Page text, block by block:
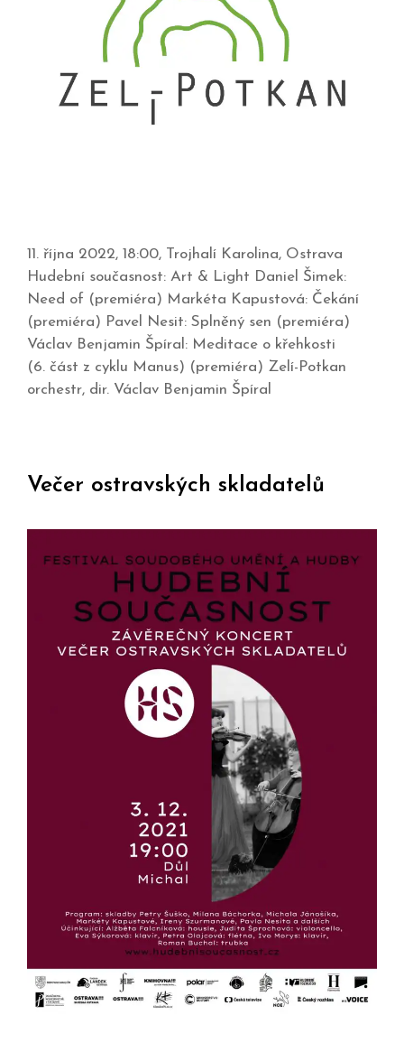
11. října 2022, 18:00, Trojhalí Karolina, Ostrava
Hudební současnost: Art & Light Daniel Šimek:
Need of (premiéra) Markéta Kapustová: Čekání
(premiéra) Pavel Nesit: Splněný sen (premiéra)
Václav Benjamin Špíral: Meditace o křehkosti
(6. část z cyklu Manus) (premiéra) Zelí-Potkan
orchestr, dir. Václav Benjamin Špíral
Večer ostravských skladatelů